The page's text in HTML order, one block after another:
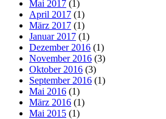
Mai 2017 (1)
April 2017 (1)
März 2017 (1)
Januar 2017 (1)
Dezember 2016 (1)
November 2016 (3)
Oktober 2016 (3)
September 2016 (1)
Mai 2016 (1)
März 2016 (1)
Mai 2015 (1)